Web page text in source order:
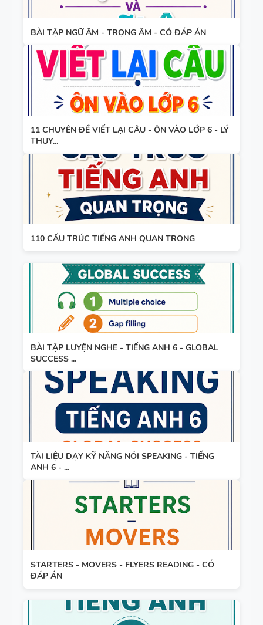
SUCCESS -
HỌC KỲ 1 -
CÓ ĐÁP ÁN
FORM
TIẾNG ANH
8 - GLOBAL
SUCCESS
THEO TỪNG
UNIT - HỌC
KỲ 1 - CÓ
ĐÁP ÁN
BẢNG
WORD
FORM
THEO TỪNG
UNIT -
TIẾNG ANH
7 - GLOBAL
SUCCESS -
HỌC KỲ 1 -
CÓ ĐÁP ÁN
TÓM TẮT
CÁC
CHUYÊN ĐỀ
NGỮ PHÁP
- PDF AI
SPEAKING
TIẾNG ANH
3
BÀI TẬP NGỮ ÂM - TRỌNG ÂM - CÓ ĐÁP ÁN
11 CHUYÊN ĐỀ VIẾT LẠI CÂU - ÔN VÀO LỚP 6 - LÝ
THUY...
110 CẤU TRÚC TIẾNG ANH QUAN TRỌNG
BÀI TẬP LUYỆN NGHE - TIẾNG ANH 6 - GLOBAL
SUCCESS ...
TÀI LIỆU DẠY KỸ NĂNG NÓI SPEAKING - TIẾNG
ANH 6 - ...
STARTERS - MOVERS - FLYERS READING - CÓ
ĐÁP ÁN